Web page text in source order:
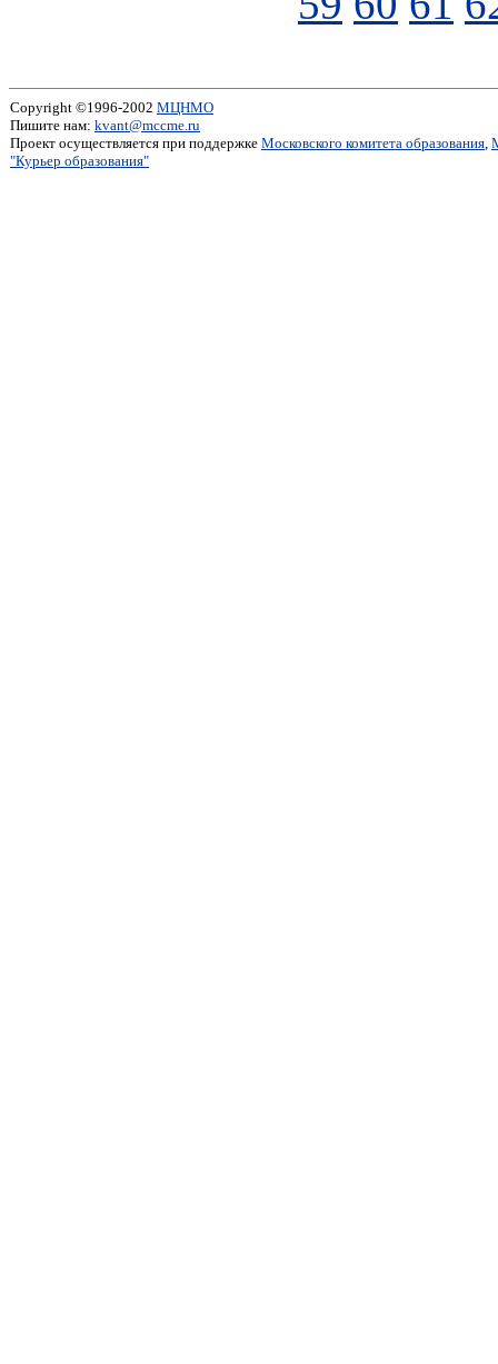
Copyright ©1996-2002 МЦНМО
Пишите нам: kvant@mccme.ru
Проект осуществляется при поддержке Московского комитета образования,
"Курьер образования"